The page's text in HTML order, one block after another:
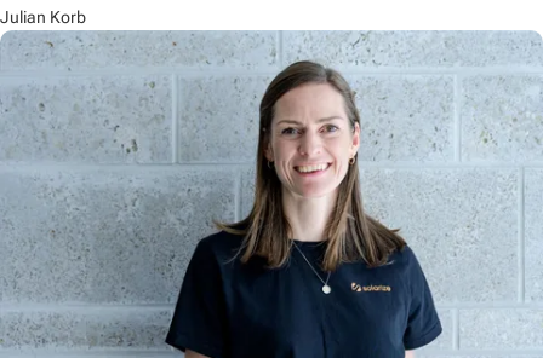
Julian Korb